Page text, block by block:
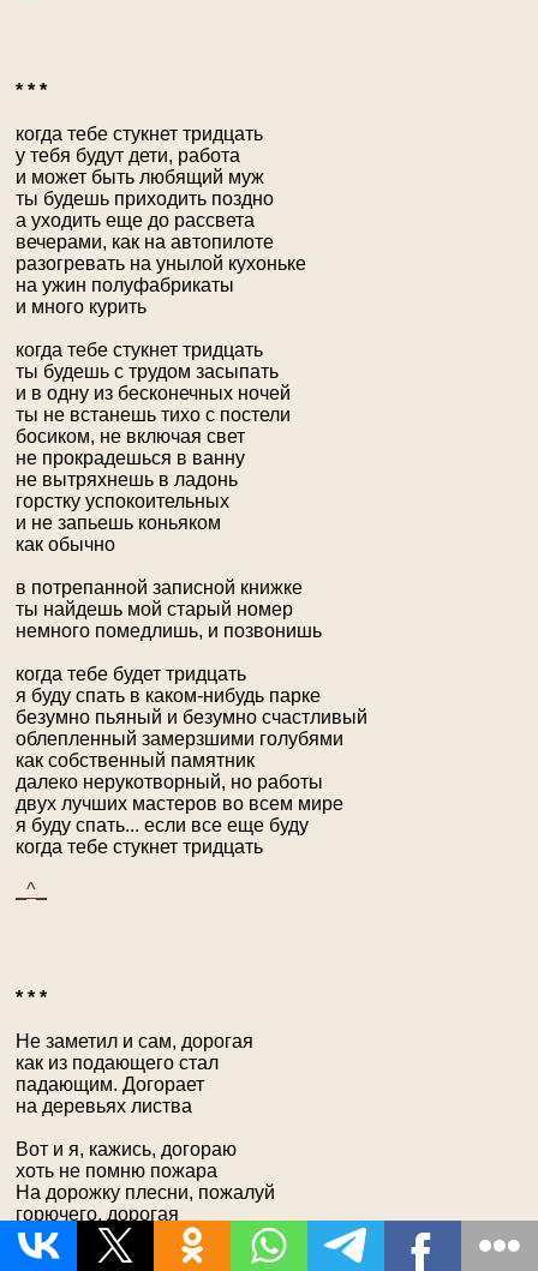
* * *
когда тебе стукнет тридцать
у тебя будут дети, работа
и может быть любящий муж
ты будешь приходить поздно
а уходить еще до рассвета
вечерами, как на автопилоте
разогревать на унылой кухоньке
на ужин полуфабрикаты
и много курить
когда тебе стукнет тридцать
ты будешь с трудом засыпать
и в одну из бесконечных ночей
ты не встанешь тихо с постели
босиком, не включая свет
не прокрадешься в ванну
не вытряхнешь в ладонь
горстку успокоительных
и не запьешь коньяком
как обычно
в потрепанной записной книжке
ты найдешь мой старый номер
немного помедлишь, и позвонишь
когда тебе будет тридцать
я буду спать в каком-нибудь парке
безумно пьяный и безумно счастливый
облепленный замерзшими голубями
как собственный памятник
далеко нерукотворный, но работы
двух лучших мастеров во всем мире
я буду спать... если все еще буду
когда тебе стукнет тридцать
_^_
* * *
Не заметил и сам, дорогая
как из подающего стал
падающим. Догорает
на деревьях листва
Вот и я, кажись, догораю
хоть не помню пожара
На дорожку плесни, пожалуй
горючего, дорогая
_^_